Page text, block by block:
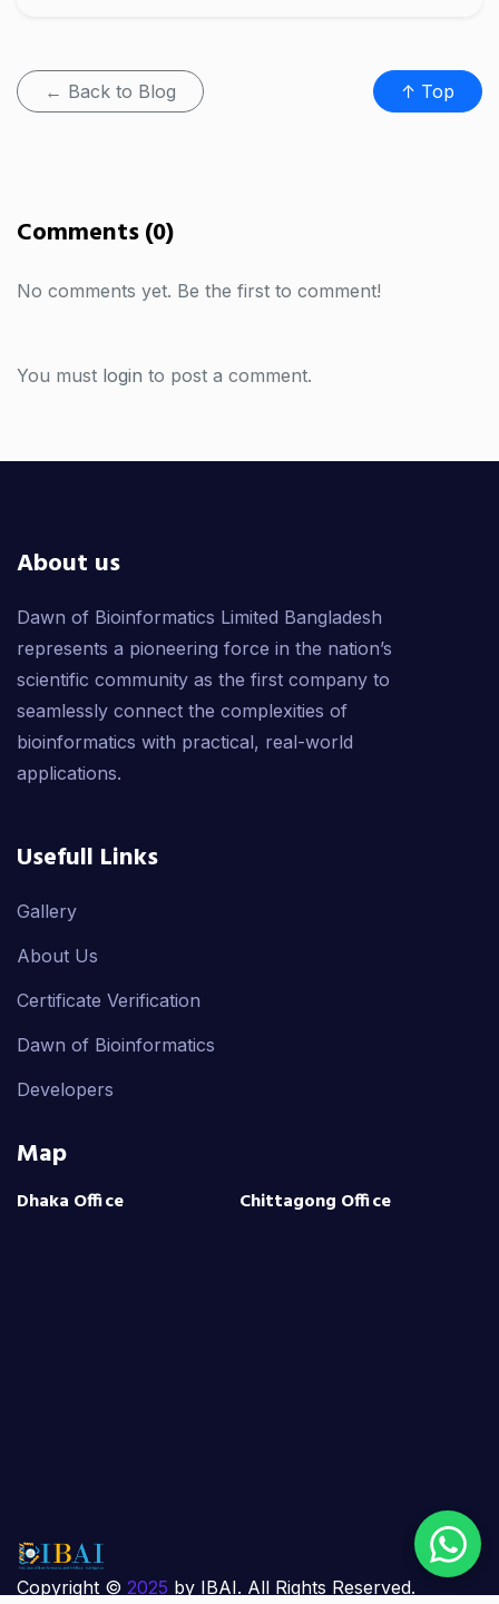
← Back to Blog ↑ Top
Comments (0)
No comments yet. Be the first to comment!
You must login to post a comment.
About us
Dawn of Bioinformatics Limited Bangladesh
represents a pioneering force in the nation’s
scientific community as the first company to
seamlessly connect the complexities of
bioinformatics with practical, real-world
applications.
Usefull Links
Gallery
About Us
Certificate Verification
Dawn of Bioinformatics
Developers
Map
Dhaka Office Chittagong Office
Copyright © 2025 by IBAI. All Rights Reserved.